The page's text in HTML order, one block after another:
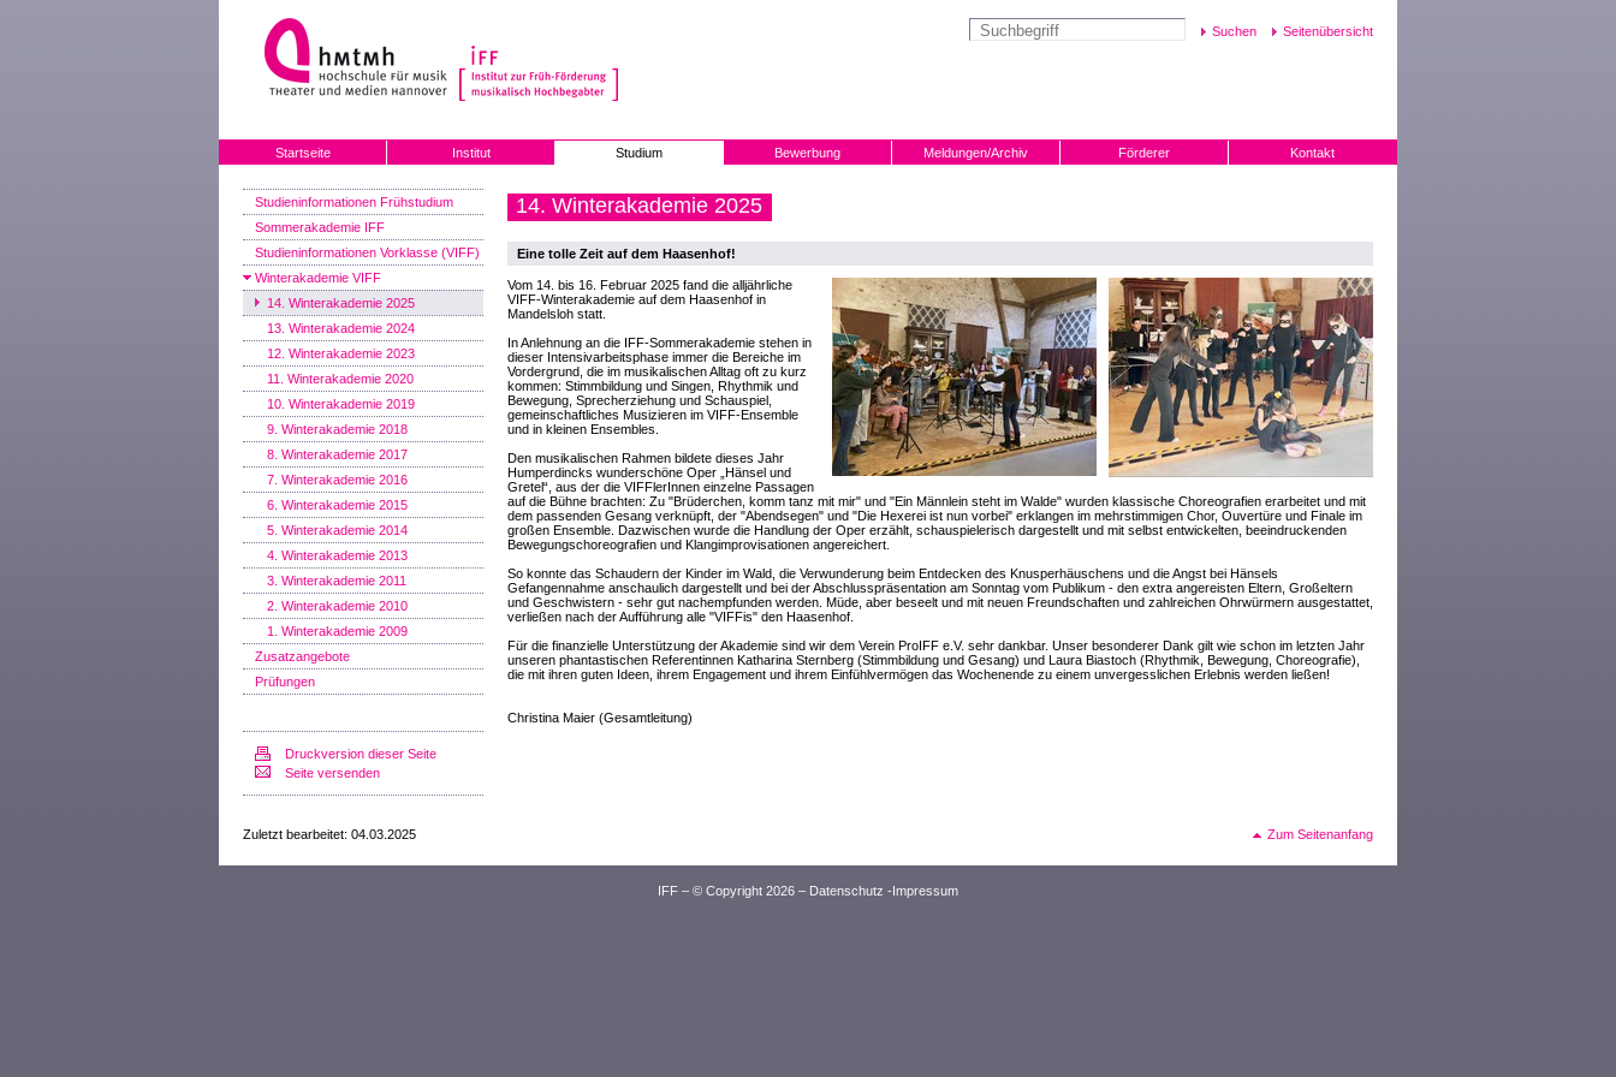
Seitenübersicht
Startseite Institut Studium Bewerbung Meldungen/Archiv Förderer Kontakt
Studieninformationen Frühstudium
Sommerakademie IFF
Studieninformationen Vorklasse (VIFF)
Winterakademie VIFF
14. Winterakademie 2025
13. Winterakademie 2024
12. Winterakademie 2023
11. Winterakademie 2020
10. Winterakademie 2019
9. Winterakademie 2018
8. Winterakademie 2017
7. Winterakademie 2016
6. Winterakademie 2015
5. Winterakademie 2014
4. Winterakademie 2013
3. Winterakademie 2011
2. Winterakademie 2010
1. Winterakademie 2009
Zusatzangebote
Prüfungen
Druckversion dieser Seite
Seite versenden
14. Winterakademie 2025
Eine tolle Zeit auf dem Haasenhof!
Vom 14. bis 16. Februar 2025 fand die alljährliche
VIFF-Winterakademie auf dem Haasenhof in
Mandelsloh statt.
In Anlehnung an die IFF-Sommerakademie stehen in
dieser Intensivarbeitsphase immer die Bereiche im
Vordergrund, die im musikalischen Alltag oft zu kurz
kommen: Stimmbildung und Singen, Rhythmik und
Bewegung, Sprecherziehung und Schauspiel,
gemeinschaftliches Musizieren im VIFF-Ensemble
und in kleinen Ensembles.
Den musikalischen Rahmen bildete dieses Jahr
Humperdincks wunderschöne Oper „Hänsel und
Gretel“, aus der die VIFFlerInnen einzelne Passagen
auf die Bühne brachten: Zu "Brüderchen, komm tanz mit mir" und "Ein Männlein steht im Walde" wurden klassische Choreografien erarbeitet und mit
dem passenden Gesang verknüpft, der "Abendsegen" und "Die Hexerei ist nun vorbei" erklangen im mehrstimmigen Chor, Ouvertüre und Finale im
großen Ensemble. Dazwischen wurde die Handlung der Oper erzählt, schauspielerisch dargestellt und mit selbst entwickelten, beeindruckenden
Bewegungschoreografien und Klangimprovisationen angereichert.
So konnte das Schaudern der Kinder im Wald, die Verwunderung beim Entdecken des Knusperhäuschens und die Angst bei Hänsels
Gefangennahme anschaulich dargestellt und bei der Abschlusspräsentation am Sonntag vom Publikum - den extra angereisten Eltern, Großeltern
und Geschwistern - sehr gut nachempfunden werden. Müde, aber beseelt und mit neuen Freundschaften und zahlreichen Ohrwürmern ausgestattet,
verließen nach der Aufführung alle "VIFFis" den Haasenhof.
Für die finanzielle Unterstützung der Akademie sind wir dem Verein ProIFF e.V. sehr dankbar. Unser besonderer Dank gilt wie schon im letzten Jahr
unseren phantastischen Referentinnen Katharina Sternberg (Stimmbildung und Gesang) und Laura Biastoch (Rhythmik, Bewegung, Choreografie),
die mit ihren guten Ideen, ihrem Engagement und ihrem Einfühlvermögen das Wochenende zu einem unvergesslichen Erlebnis werden ließen!
Christina Maier (Gesamtleitung)
Zuletzt bearbeitet: 04.03.2025 Zum Seitenanfang
IFF – © Copyright 2026 – Datenschutz -Impressum